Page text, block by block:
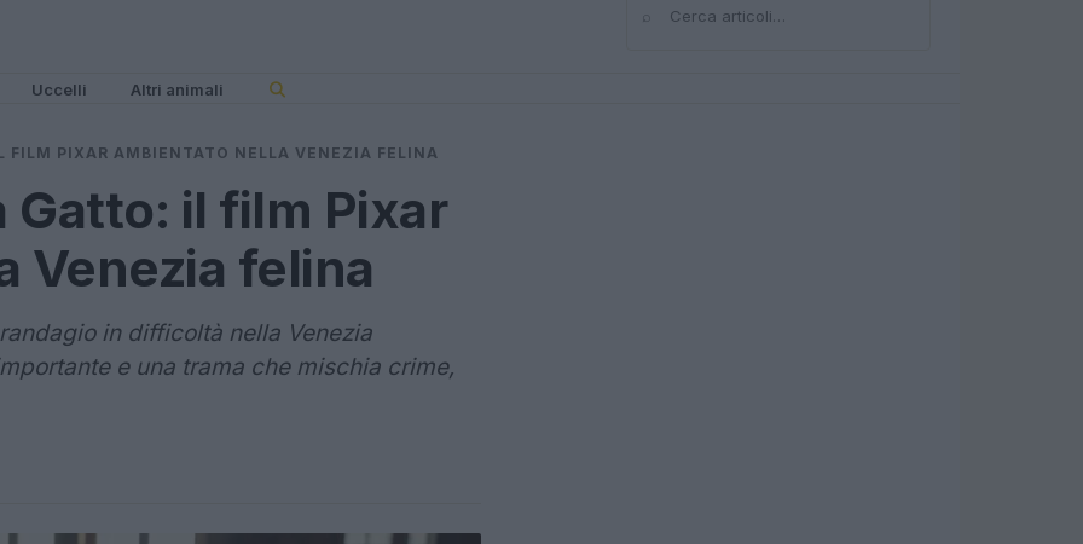
Cerca
Uccelli Altri animali
FILM PIXAR AMBIENTATO NELLA VENEZIA FELINA
Gatto: il film Pixar
Venezia felina
in difficoltà nella Venezia
e una trama che mischia crime,